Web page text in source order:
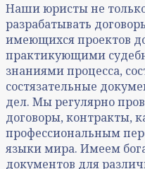
Наши юристы не
разрабатывать
имеющихся проектов
практикующими
знаниями процесса,
состязательные
дел. Мы регулярно
договоры, контракты,
профессиональным
языки мира. Имеем
документов для